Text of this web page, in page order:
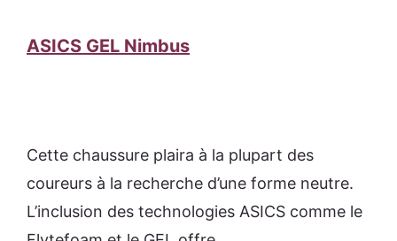
ASICS GEL Nimbus
Cette chaussure plaira à la plupart des
coureurs à la recherche d’une forme neutre.
L’inclusion des technologies ASICS comme le